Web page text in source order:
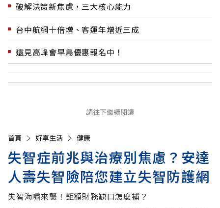
破解決策新焦慮，三大核心能力
台中航網十倍增、客運年增近三成
遠見高峰會早鳥優惠報名中！
請往下繼續閱讀
首頁 好享生活 健康
失智症前兆與治療別焦慮？安達
人壽失智險陪您建立失智防護網
失智海嘯來襲！鉅額財務缺口怎麼補？